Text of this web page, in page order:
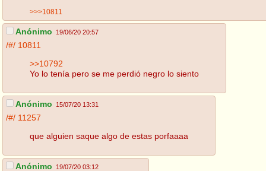
>>>10811
Anónimo 19/06/20 20:57
/#/ 10811
>>10792
Yo lo tenía pero se me perdió negro lo siento
Anónimo 15/07/20 13:31
/#/ 11257
que alguien saque algo de estas porfaaaa
Anónimo 19/07/20 03:12